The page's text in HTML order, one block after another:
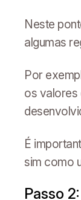
Neste
algumas
Por
os valores
É
sim como
Passo